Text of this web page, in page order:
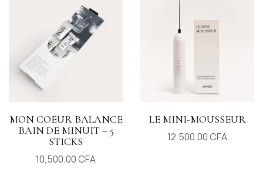
MON COEUR BALANCE
BAIN DE MINUIT – 5
STICKS
10,500.00CFA
LE MINI-MOUSSEUR
12,500.00CFA